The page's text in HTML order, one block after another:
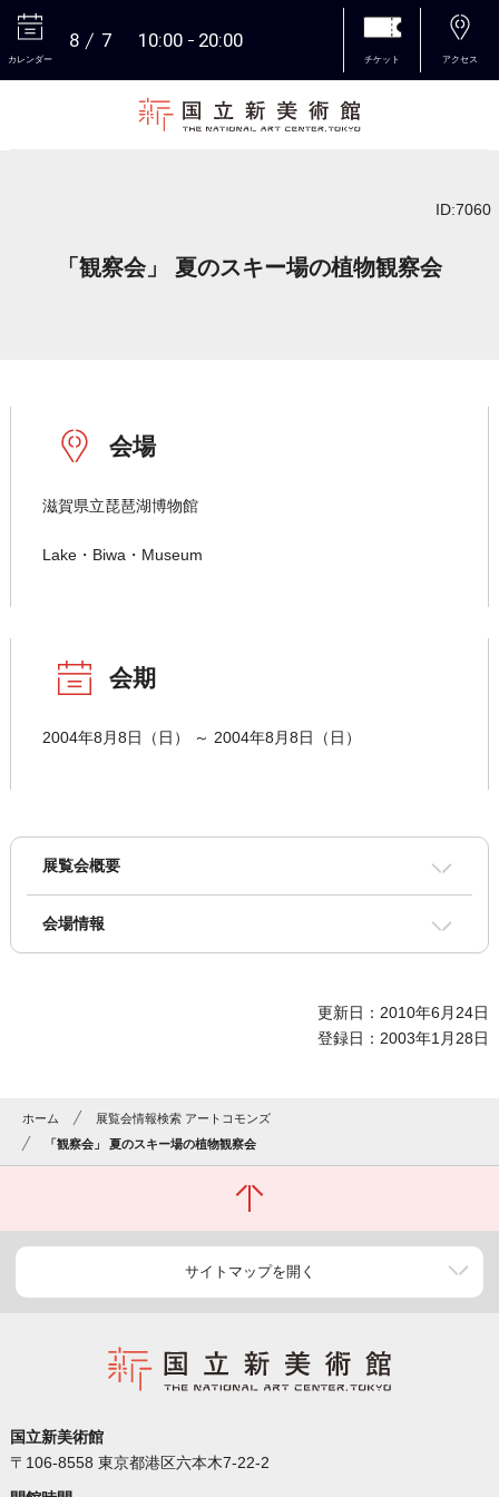
カレンダー
8 7 10:00 20:00
チケット アクセス
ID:7060
「観察会」 夏のスキー場の植物観察会
会場
滋賀県立琵琶湖博物館
Lake・Biwa・Museum
会期
2004年8月8日（日） ～ 2004年8月8日（日）
展覧会概要
会場情報
更新日：2010年6月24日
登録日：2003年1月28日
ホーム
展覧会情報検索 アートコモンズ
「観察会」 夏のスキー場の植物観察会
サイトマップを開く
国立新美術館
〒106-8558 東京都港区六本木7-22-2